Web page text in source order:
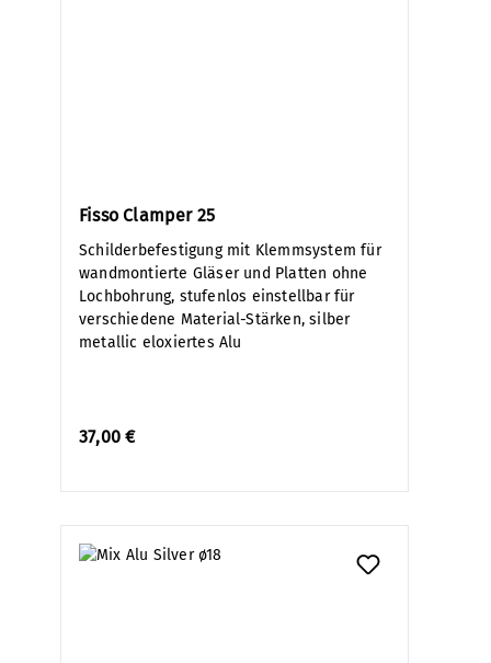
Fisso Clamper 25
Schilderbefestigung mit Klemmsystem für
wandmontierte Gläser und Platten ohne
Lochbohrung, stufenlos einstellbar für
verschiedene Material-Stärken, silber
metallic eloxiertes Alu
37,00 €